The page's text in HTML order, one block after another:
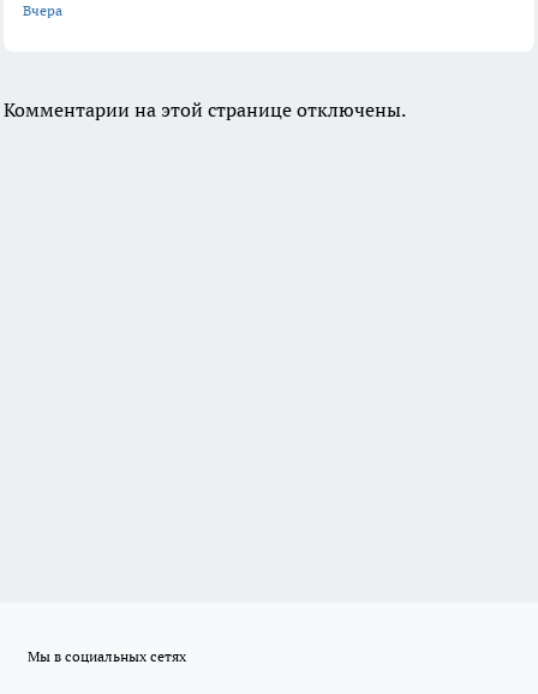
Вчера
Комментарии на этой странице отключены.
Мы в социальных сетях